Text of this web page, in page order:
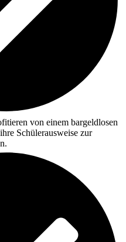
von einem bargeldlosen
Schülerausweise zur